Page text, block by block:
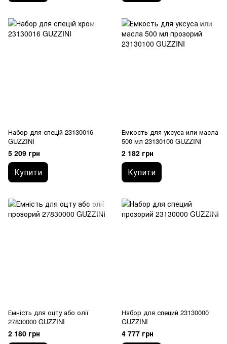
Набор для спецій 23130016
GUZZINI
5 209 грн
Купити
Емкость для уксуса или масла
500 мл 23130100 GUZZINI
2 182 грн
Купити
Емність для оцту або олії
27830000 GUZZINI
2 180 грн
Набор для специй 23130000
GUZZINI
4 777 грн